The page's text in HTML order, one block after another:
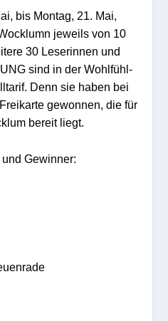
bis Montag, 21. Mai,
jeweils von 10
30 Leserinnen und
sind in der Wohlfühl-
Denn sie haben bei
gewonnen, die für
bereit liegt.
Gewinner: